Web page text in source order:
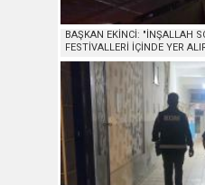
BAŞKAN EKİNCİ: "İNŞALLAH
FESTİVALLERİ İÇİNDE YER